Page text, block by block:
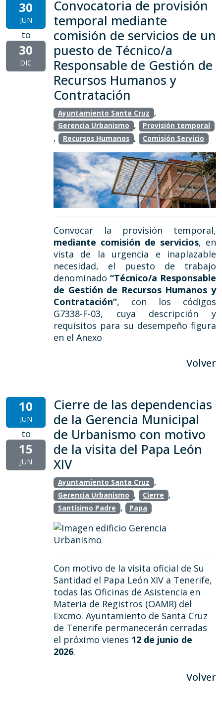
30
JUN
to
30
DIC
Convocatoria de provisión
temporal mediante
comisión de servicios de un
puesto de Técnico/a
Responsable de Gestión de
Recursos Humanos y
Contratación
Ayuntamiento Santa Cruz ,
Gerencia Urbanismo , Provisión temporal
, Recursos Humanos , Comisión Servicio
Convocar la provisión temporal,
mediante comisión de servicios, en
vista de la urgencia e inaplazable
necesidad, el puesto de trabajo
denominado “Técnico/a Responsable
de Gestión de Recursos Humanos y
Contratación”, con los códigos
G7338-F-03, cuya descripción y
requisitos para su desempeño figura
en el Anexo
Volver
10
JUN
to
15
JUN
Cierre de las dependencias
de la Gerencia Municipal
de Urbanismo con motivo
de la visita del Papa León
XIV
Ayuntamiento Santa Cruz ,
Gerencia Urbanismo , Cierre ,
Santísimo Padre , Papa
Con motivo de la visita oficial de Su
Santidad el Papa León XIV a Tenerife,
todas las Oficinas de Asistencia en
Materia de Registros (OAMR) del
Excmo. Ayuntamiento de Santa Cruz
de Tenerife permanecerán cerradas
el próximo vienes 12 de junio de
2026.
Volver